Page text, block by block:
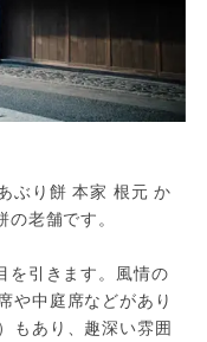
ぶり餅 本家 根元 か
老舗です。
を引きます。風情の
や中庭席などがあり
もあり、趣深い雰囲